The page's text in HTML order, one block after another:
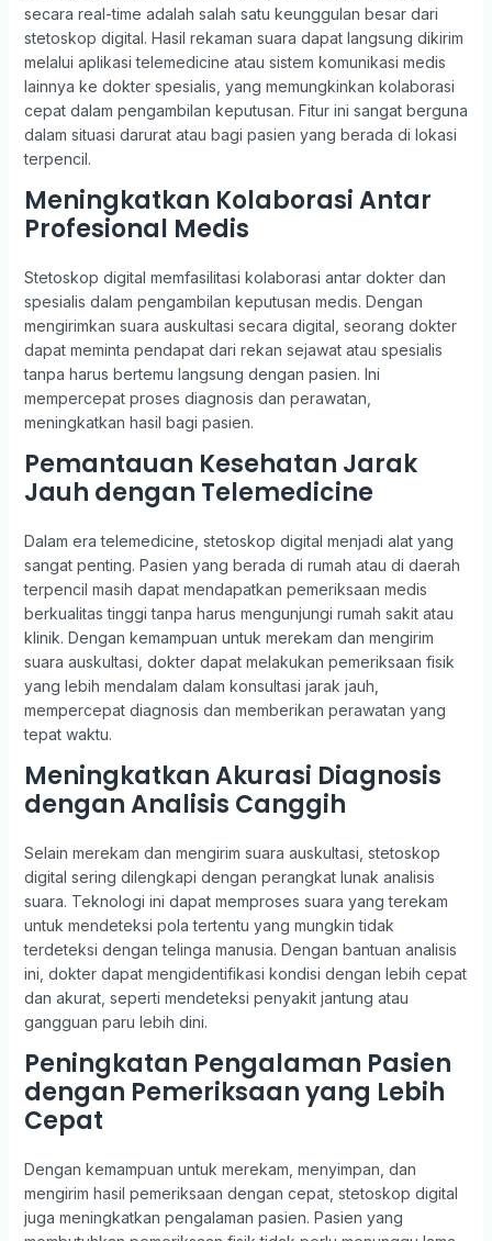
secara real-time adalah salah satu keunggulan besar dari
stetoskop digital. Hasil rekaman suara dapat langsung dikirim
melalui aplikasi telemedicine atau sistem komunikasi medis
lainnya ke dokter spesialis, yang memungkinkan kolaborasi
cepat dalam pengambilan keputusan. Fitur ini sangat berguna
dalam situasi darurat atau bagi pasien yang berada di lokasi
terpencil.
Meningkatkan Kolaborasi Antar
Profesional Medis
Stetoskop digital memfasilitasi kolaborasi antar dokter dan
spesialis dalam pengambilan keputusan medis. Dengan
mengirimkan suara auskultasi secara digital, seorang dokter
dapat meminta pendapat dari rekan sejawat atau spesialis
tanpa harus bertemu langsung dengan pasien. Ini
mempercepat proses diagnosis dan perawatan,
meningkatkan hasil bagi pasien.
Pemantauan Kesehatan Jarak
Jauh dengan Telemedicine
Dalam era telemedicine, stetoskop digital menjadi alat yang
sangat penting. Pasien yang berada di rumah atau di daerah
terpencil masih dapat mendapatkan pemeriksaan medis
berkualitas tinggi tanpa harus mengunjungi rumah sakit atau
klinik. Dengan kemampuan untuk merekam dan mengirim
suara auskultasi, dokter dapat melakukan pemeriksaan fisik
yang lebih mendalam dalam konsultasi jarak jauh,
mempercepat diagnosis dan memberikan perawatan yang
tepat waktu.
Meningkatkan Akurasi Diagnosis
dengan Analisis Canggih
Selain merekam dan mengirim suara auskultasi, stetoskop
digital sering dilengkapi dengan perangkat lunak analisis
suara. Teknologi ini dapat memproses suara yang terekam
untuk mendeteksi pola tertentu yang mungkin tidak
terdeteksi dengan telinga manusia. Dengan bantuan analisis
ini, dokter dapat mengidentifikasi kondisi dengan lebih cepat
dan akurat, seperti mendeteksi penyakit jantung atau
gangguan paru lebih dini.
Peningkatan Pengalaman Pasien
dengan Pemeriksaan yang Lebih
Cepat
Dengan kemampuan untuk merekam, menyimpan, dan
mengirim hasil pemeriksaan dengan cepat, stetoskop digital
juga meningkatkan pengalaman pasien. Pasien yang